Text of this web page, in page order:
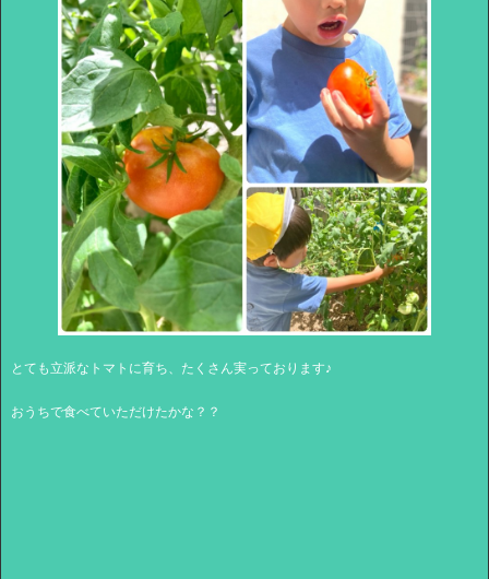
とても立派なトマトに育ち、たくさん実っております♪
おうちで食べていただけたかな？？